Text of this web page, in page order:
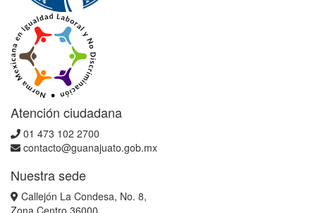
Atención ciudadana
01 473 102 2700
contacto@guanajuato.gob.mx
Nuestra sede
Callejón La Condesa, No. 8,
Zona Centro,36000